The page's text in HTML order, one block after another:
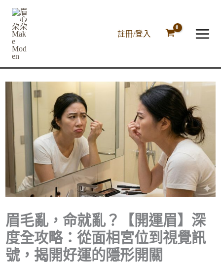
容
註冊/登入
眉毛亂，命就亂？【開運眉】深
度全攻略：從面相宮位到視覺訊
號，揭開好運的隱形開關